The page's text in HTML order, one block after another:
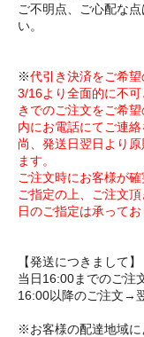
ご不明点、ご心配な
い。
※代引き決済をご希
3/16より全面的に不可
きでのご注文をご希
内にお電話にてご連絡
尚、発送日翌日より
ます。
ご注文時にお客様が
ご指定の上、ご注文
日のご指定は承って
【発送につきまして】
当日16:00までのご注
16:00以降のご注文→
※お客様の配達地域に